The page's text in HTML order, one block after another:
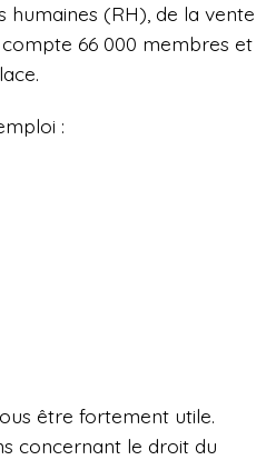
humaines (RH), de la vente
compte 66 000 membres et
:
être fortement utile.
concernant le droit du